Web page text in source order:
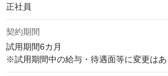
正社員
契約期間
試用期間6カ月
※試用期間中の給与・待遇面等に変更はあ